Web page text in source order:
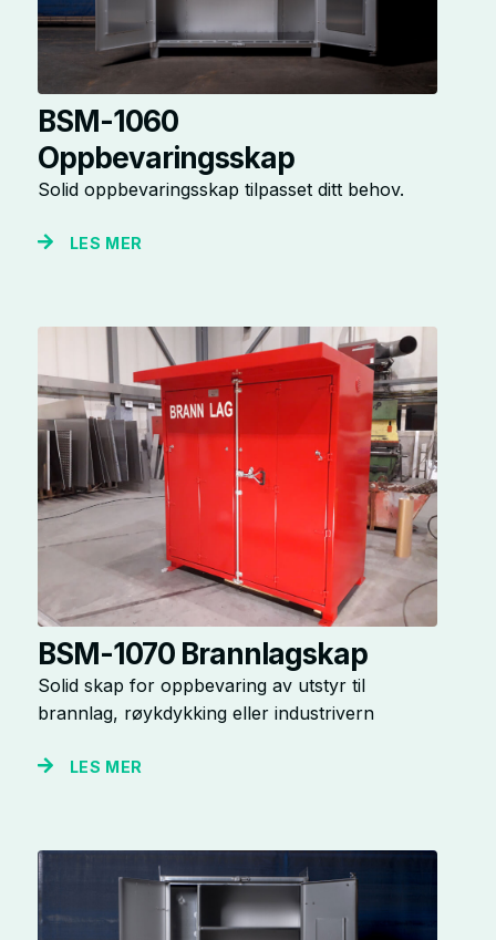
BSM-1060
Oppbevaringsskap
Solid oppbevaringsskap tilpasset ditt behov.
LES MER
BSM-1070 Brannlagskap
Solid skap for oppbevaring av utstyr til
brannlag, røykdykking eller industrivern
LES MER